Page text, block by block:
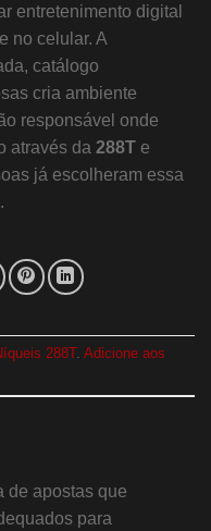
entretenimento digital
no celular. A
catálogo
cria ambiente
responsável onde
através da 288T e
já escolheram essa
288T. Adicione aos
de apostas que
para